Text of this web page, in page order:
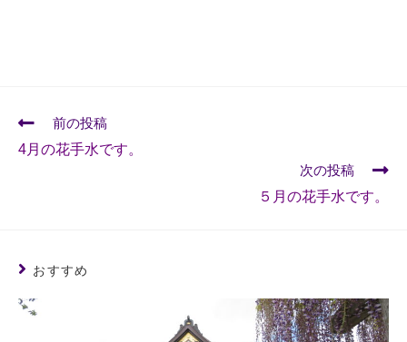
前の投稿
4月の花手水です。
次の投稿
５月の花手水です。
おすすめ